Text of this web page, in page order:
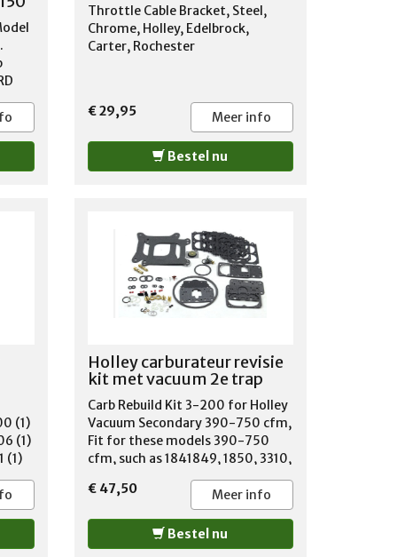
PLYMOUTH 1967-1987 PONTIAC
1962-1986 STUDEBAKER 1965-
1966
Throttle Cable Bracket, Steel,
Chrome, Holley, Edelbrock,
Carter, Rochester
€ 29,95 Meer info
Bestel nu
(1)
(1)
(1)
(1)
(1)
Holley carburateur revisie
kit met vacuum 2e trap
Carb Rebuild Kit 3-200 for Holley
Vacuum Secondary 390-750 cfm,
Fit for these models 390-750
cfm, such as 1841849, 1850, 3310,
6619, 6909, 8007, 9834, 80457,
80463, 80508, 80529, ROAD
DEMON JR , ROAD DEMON, and
vacuum secondary SPEED DEMON.
REPLACES: Barry Grant kit P/N
€ 47,50 Meer info
Bestel nu